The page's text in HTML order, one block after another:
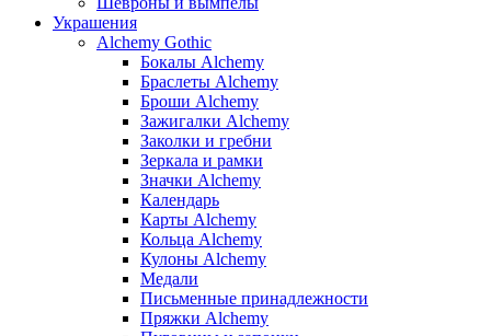
Украшения
Alchemy Gothic
Бокалы Alchemy
Браслеты Alchemy
Броши Alchemy
Зажигалки Alchemy
Заколки и гребни
Зеркала и рамки
Значки Alchemy
Календарь
Карты Alchemy
Кольца Alchemy
Кулоны Alchemy
Медали
Письменные принадлежности
Пряжки Alchemy